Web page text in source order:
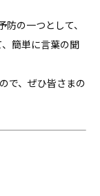
の一つとして、
簡単に言葉の聞
で、ぜひ皆さまの